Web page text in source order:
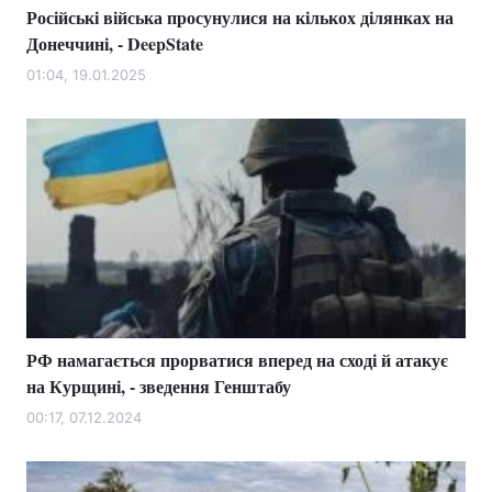
Головна Війна
Україна
Економіка Світ
Спорт Наука
Техно і зв'язок Лайт
Зброя Інциденти
Здоров'я
Цікавинки Погода
Екологія
Лонгріди
Російські війська просунулися на кількох ділянках на
Донеччині, - DeepState
01:04, 19.01.2025
РФ намагається прорватися вперед на сході й атакує
на Курщині, - зведення Генштабу
00:17, 07.12.2024